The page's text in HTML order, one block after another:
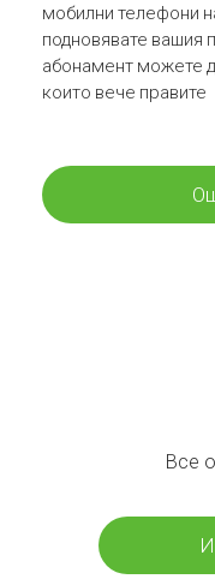
мобилни телефони
подновявате вашия
абонамент можете
които вече правите
Все